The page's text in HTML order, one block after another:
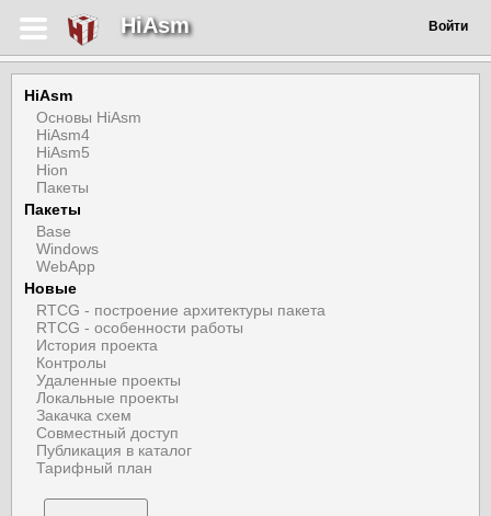
HiAsm Войти
HiAsm
Основы HiAsm
HiAsm4
HiAsm5
Hion
Пакеты
Пакеты
Base
Windows
WebApp
Новые
RTCG - построение архитектуры пакета
RTCG - особенности работы
История проекта
Контролы
Удаленные проекты
Локальные проекты
Закачка схем
Совместный доступ
Публикация в каталог
Тарифный план